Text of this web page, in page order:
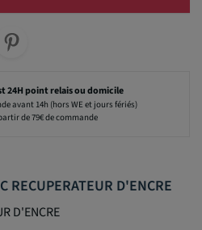
24H point relais ou domicile
avant 14h (hors WE et jours fériés)
de 79€ de commande
D'ENCRE
D'ENCRE